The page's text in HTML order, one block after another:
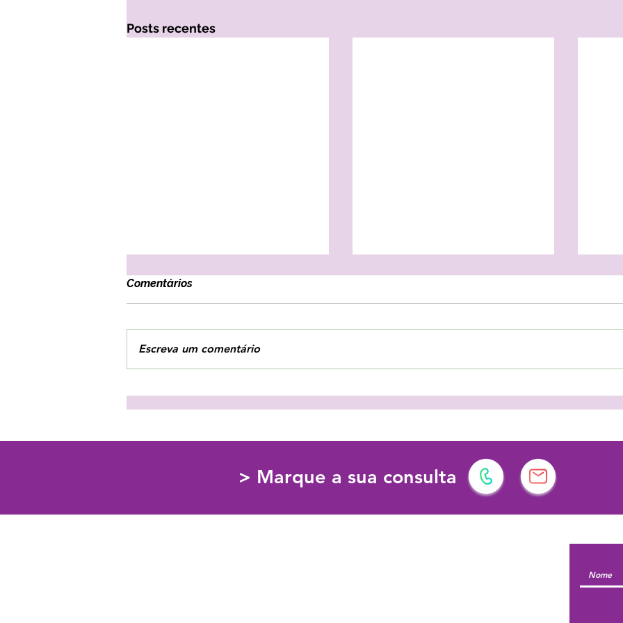
Posts recentes
3 estratégias para combater
o vazio interior!
As férias podem ter vários
significados!
Comentários
Escreva um comentário
> Marque a sua consulta